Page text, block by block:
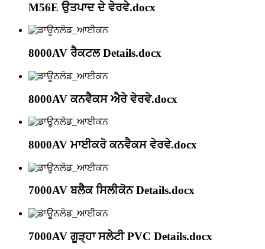
M56E ਉਤਪਾਦ ਦੇ ਵੇਰਵੇ.docx
8000AV ਰੈਕਟਲ Details.docx
8000AV ਕਨਵੈਕਸ ਐਰੇ ਵੇਰਵੇ.docx
8000AV ਮਾਈਕਰੋ ਕਨਵੈਕਸ ਵੇਰਵੇ.docx
7000AV ਬਲੈਕ ਸਿਲੀਕੋਨ Details.docx
7000AV ਗੂੜ੍ਹਾ ਸਲੇਟੀ PVC Details.docx